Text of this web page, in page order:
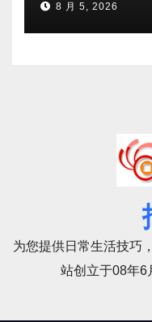
8 月 5, 2026
为您提供日常生活技巧
站创立于08年6